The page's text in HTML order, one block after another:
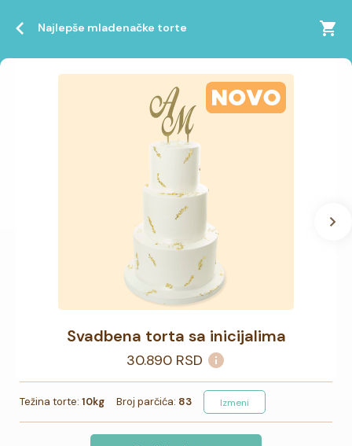
Najlepše mladenačke torte
Svadbena torta sa inicijalima
30.890 RSD
Težina torte: 10kg Broj parčića: 83 Izmeni